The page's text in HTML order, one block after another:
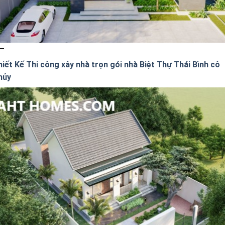
Kế Thi công xây nhà trọn gói nhà Biệt Thự Thái Bình cô